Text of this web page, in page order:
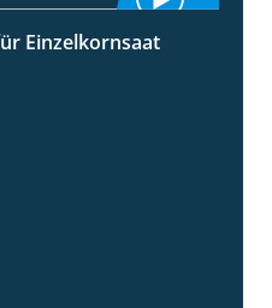
2:05
Einzelkornsaat